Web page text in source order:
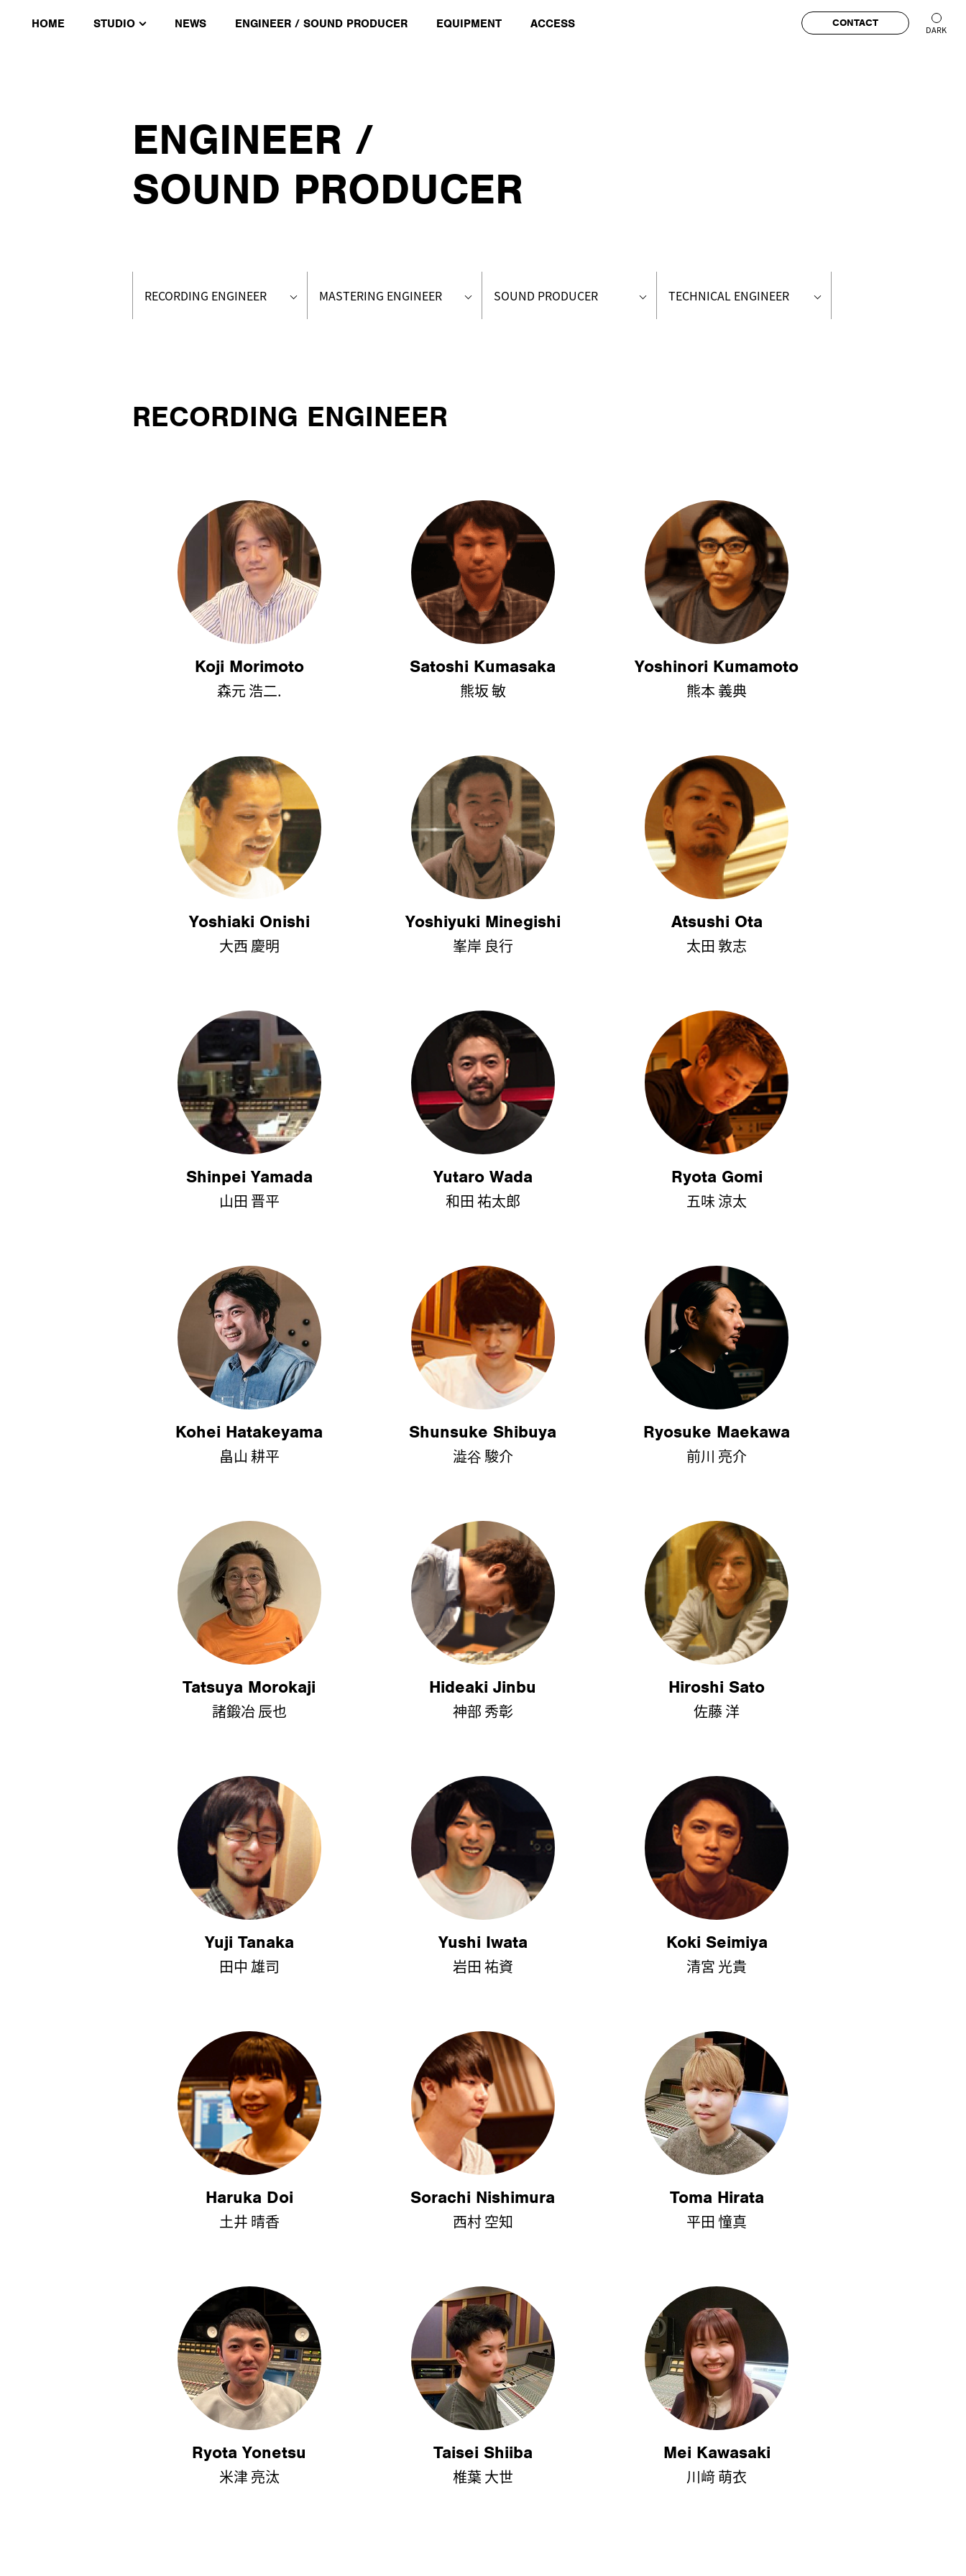
HOME STUDIO NEWS ENGINEER / SOUND PRODUCER EQUIPMENT ACCESS CONTACT
ENGINEER /
SOUND PRODUCER
RECORDING ENGINEER MASTERING ENGINEER SOUND PRODUCER TECHNICAL ENGINEER
RECORDING ENGINEER
Koji Morimoto
森元 浩二.
Satoshi Kumasaka
熊坂 敏
Yoshinori Kumamoto
熊本 義典
Yoshiaki Onishi
大西 慶明
Yoshiyuki Minegishi
峯岸 良行
Atsushi Ota
太田 敦志
Shinpei Yamada
山田 晋平
Yutaro Wada
和田 祐太郎
Ryota Gomi
五味 涼太
Kohei Hatakeyama
畠山 耕平
Shunsuke Shibuya
澁谷 駿介
Ryosuke Maekawa
前川 亮介
Tatsuya Morokaji
諸鍛冶 辰也
Hideaki Jinbu
神部 秀彰
Hiroshi Sato
佐藤 洋
Yuji Tanaka
田中 雄司
Yushi Iwata
岩田 祐資
Koki Seimiya
清宮 光貴
Haruka Doi
土井 晴香
Sorachi Nishimura
西村 空知
Toma Hirata
平田 憧真
Ryota Yonetsu
米津 亮汰
Taisei Shiiba
椎葉 大世
Mei Kawasaki
川﨑 萌衣